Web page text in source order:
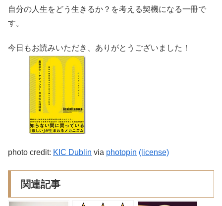
自分の人生をどう生きるか？を考える契機になる一冊で
す。
今日もお読みいただき、ありがとうございました！
photo credit: KIC Dublin via photopin (license)
関連記事